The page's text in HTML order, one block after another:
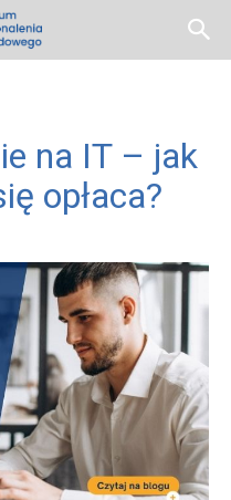
na IT – jak
opłaca?